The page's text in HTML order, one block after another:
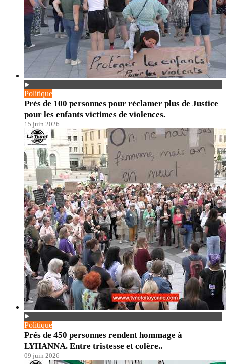
Politique
Prés de 100 personnes pour réclamer plus de Justice
pour les enfants victimes de violences.
15 juin 2026
Politique
Prés de 450 personnes rendent hommage à
LYHANNA. Entre tristesse et colère..
09 juin 2026